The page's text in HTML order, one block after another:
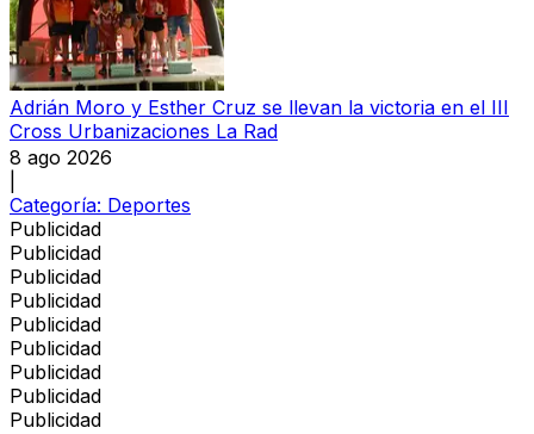
Adrián Moro y Esther Cruz se llevan la victoria en el III
Cross Urbanizaciones La Rad
8 ago 2026
Categoría: Deportes
Publicidad
Publicidad
Publicidad
Publicidad
Publicidad
Publicidad
Publicidad
Publicidad
Publicidad